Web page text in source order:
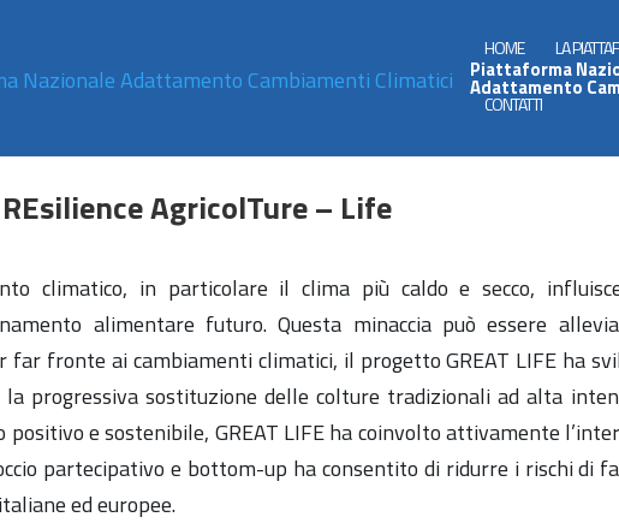
Piattaforma
Adattamento
HOME LA
CONTATTI
AgricolTure – Life
climatico, in particolare il clima più caldo e secco,
alimentare futuro. Questa minaccia può essere
far fronte ai cambiamenti climatici, il progetto GREAT LIFE ha
la progressiva sostituzione delle colture tradizionali ad alta
positivo e sostenibile, GREAT LIFE ha coinvolto attivamente
partecipativo e bottom-up ha consentito di ridurre i rischi
ed europee.